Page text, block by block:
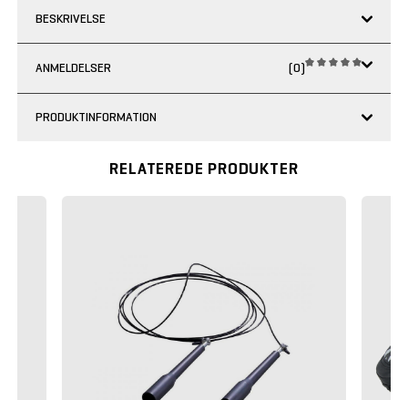
BESKRIVELSE
ANMELDELSER (0)
PRODUKTINFORMATION
RELATEREDE PRODUKTER